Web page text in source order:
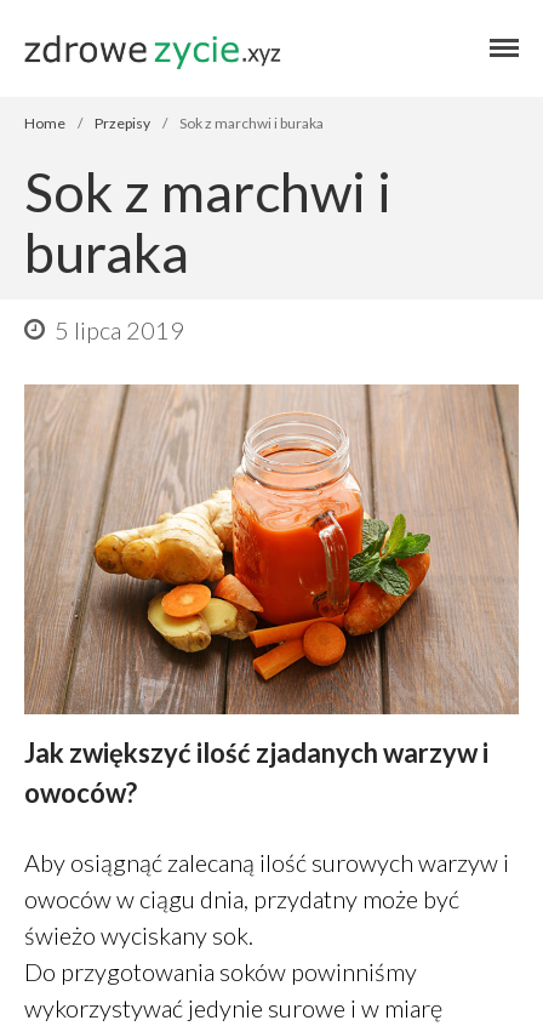
Przepisy
Finanse
Stosuję
Zdrowe jelito a zdrowe oczy
Dieta a zdrowe oczy
Zdrowe oczy
Daniel
Jak oszczędzać
pieniądze
Home / Przepisy / Sok z marchwi i buraka
Sok z marchwi i
buraka
5 lipca 2019
Jak zwiększyć ilość zjadanych warzyw i
owoców?
Aby osiągnąć zalecaną ilość surowych warzyw i
owoców w ciągu dnia, przydatny może być
świeżo wyciskany sok.
Do przygotowania soków powinniśmy
wykorzystywać jedynie surowe i w miarę